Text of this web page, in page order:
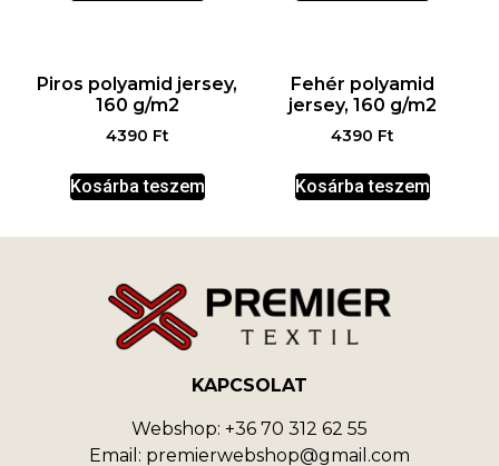
Piros polyamid jersey,
160 g/m2
4390 Ft
Kosárba teszem
Fehér polyamid
jersey, 160 g/m2
4390 Ft
Kosárba teszem
KAPCSOLAT
Webshop: +36 70 312 62 55
Email: premierwebshop@gmail.com